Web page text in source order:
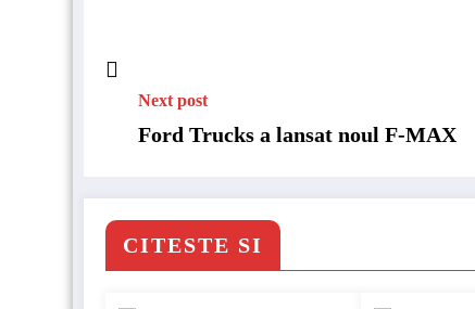
Next post
Ford Trucks a lansat noul F-MAX
CITESTE SI